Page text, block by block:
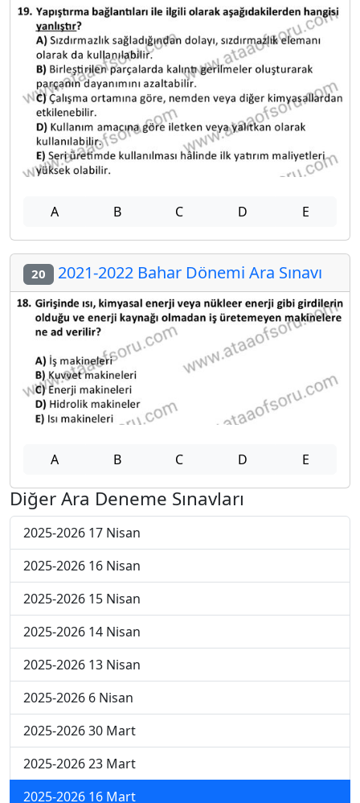
A B C D E
20 2021-2022 Bahar Dönemi Ara Sınavı
A B C D E
Diğer Ara Deneme Sınavları
2025-2026 17 Nisan
2025-2026 16 Nisan
2025-2026 15 Nisan
2025-2026 14 Nisan
2025-2026 13 Nisan
2025-2026 6 Nisan
2025-2026 30 Mart
2025-2026 23 Mart
2025-2026 16 Mart